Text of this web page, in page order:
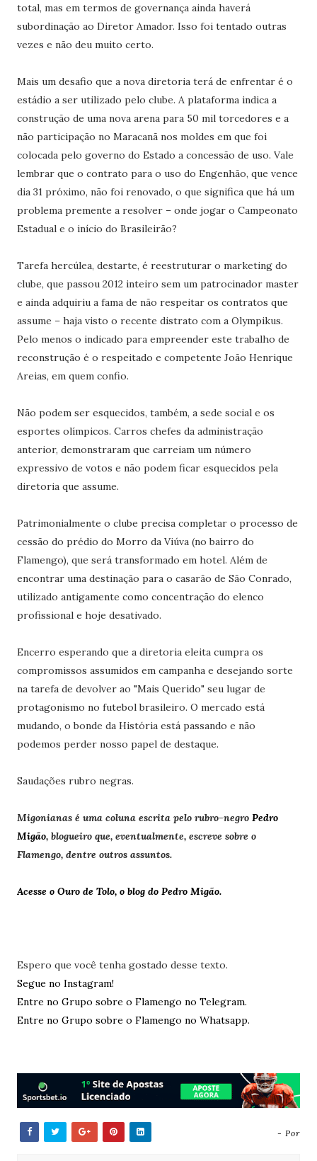
total, mas em termos de governança ainda haverá
subordinação ao Diretor Amador. Isso foi tentado outras
vezes e não deu muito certo.
Mais um desafio que a nova diretoria terá de enfrentar é o
estádio a ser utilizado pelo clube. A plataforma indica a
construção de uma nova arena para 50 mil torcedores e a
não participação no Maracanã nos moldes em que foi
colocada pelo governo do Estado a concessão de uso. Vale
lembrar que o contrato para o uso do Engenhão, que vence
dia 31 próximo, não foi renovado, o que significa que há um
problema premente a resolver – onde jogar o Campeonato
Estadual e o início do Brasileirão?
Tarefa hercúlea, destarte, é reestruturar o marketing do
clube, que passou 2012 inteiro sem um patrocinador master
e ainda adquiriu a fama de não respeitar os contratos que
assume – haja visto o recente distrato com a Olympikus.
Pelo menos o indicado para empreender este trabalho de
reconstrução é o respeitado e competente João Henrique
Areias, em quem confio.
Não podem ser esquecidos, também, a sede social e os
esportes olímpicos. Carros chefes da administração
anterior, demonstraram que carreiam um número
expressivo de votos e não podem ficar esquecidos pela
diretoria que assume.
Patrimonialmente o clube precisa completar o processo de
cessão do prédio do Morro da Viúva (no bairro do
Flamengo), que será transformado em hotel. Além de
encontrar uma destinação para o casarão de São Conrado,
utilizado antigamente como concentração do elenco
profissional e hoje desativado.
Encerro esperando que a diretoria eleita cumpra os
compromissos assumidos em campanha e desejando sorte
na tarefa de devolver ao "Mais Querido" seu lugar de
protagonismo no futebol brasileiro. O mercado está
mudando, o bonde da História está passando e não
podemos perder nosso papel de destaque.
Saudações rubro negras.
Migonianas é uma coluna escrita pelo rubro-negro Pedro
Migão, blogueiro que, eventualmente, escreve sobre o
Flamengo, dentre outros assuntos.
Acesse o Ouro de Tolo, o blog do Pedro Migão.
Espero que você tenha gostado desse texto.
Segue no Instagram!
Entre no Grupo sobre o Flamengo no Telegram.
Entre no Grupo sobre o Flamengo no Whatsapp.
- Por